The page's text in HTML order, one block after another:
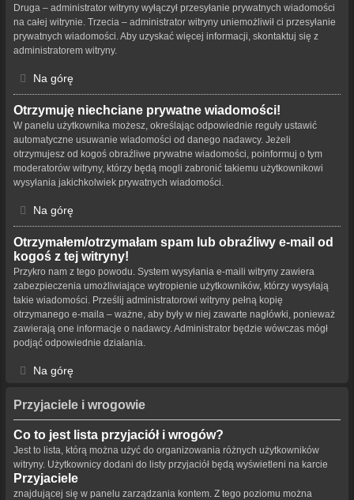
Druga – administrator witryny wyłączył przesyłanie prywatnych wiadomości
na całej witrynie. Trzecia – administrator witryny uniemożliwił ci przesyłanie
prywatnych wiadomości. Aby uzyskać więcej informacji, skontaktuj się z
administratorem witryny.
Na górę
Otrzymuję niechciane prywatne wiadomości!
W panelu użytkownika możesz, określając odpowiednie reguły ustawić
automatyczne usuwanie wiadomości od danego nadawcy. Jeżeli
otrzymujesz od kogoś obraźliwe prywatne wiadomości, poinformuj o tym
moderatorów witryny, którzy będą mogli zabronić takiemu użytkownikowi
wysyłania jakichkolwiek prywatnych wiadomości.
Na górę
Otrzymałem/otrzymałam spam lub obraźliwy e-mail od
kogoś z tej witryny!
Przykro nam z tego powodu. System wysyłania e-maili witryny zawiera
zabezpieczenia umożliwiające wytropienie użytkowników, którzy wysyłają
takie wiadomości. Prześlij administratorowi witryny pełną kopię
otrzymanego e-maila – ważne, aby były w niej zawarte nagłówki, ponieważ
zawierają one informacje o nadawcy. Administrator będzie wówczas mógł
podjąć odpowiednie działania.
Na górę
Przyjaciele i wrogowie
Co to jest lista przyjaciół i wrogów?
Jest to lista, którą można użyć do organizowania różnych użytkowników
witryny. Użytkownicy dodani do listy przyjaciół będą wyświetleni na karcie
Przyjaciele
znajdującej się w panelu zarządzania kontem. Z tego poziomu można